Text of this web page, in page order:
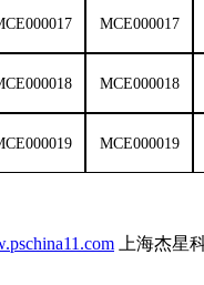
MCE000017
MCE000018
MCE000019
上海杰星